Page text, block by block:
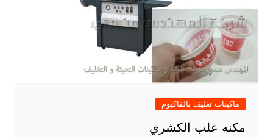
ماكينات تغليف بالفاكيوم
مكنه علب الكشري